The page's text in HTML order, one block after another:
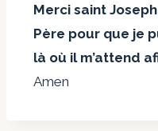
Merci saint
Père pour que je
là où il m’attend
Amen